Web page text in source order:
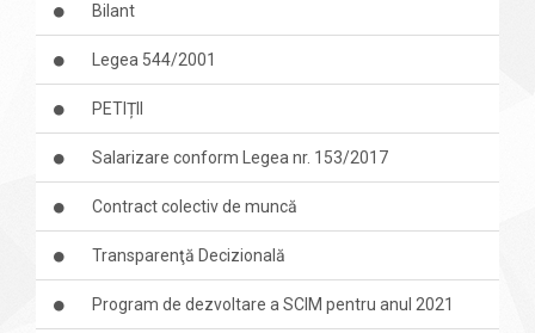
Bilant
Legea 544/2001
PETIȚII
Salarizare conform Legea nr. 153/2017
Contract colectiv de muncă
Transparenţă Decizională
Program de dezvoltare a SCIM pentru anul 2021